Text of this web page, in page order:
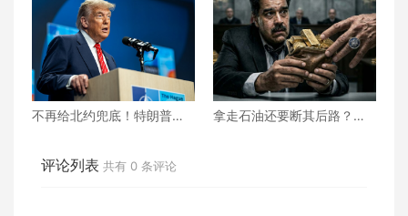
不再给北约兜底！特朗普对
拿走石油还要断其后路？美
评论列表 共有 0 条评论